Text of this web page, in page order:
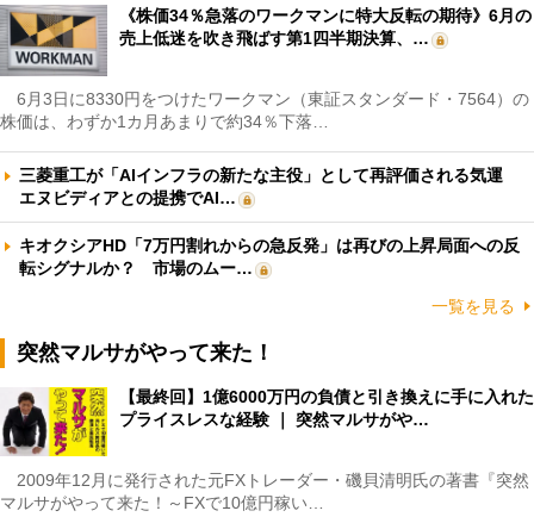
《株価34％急落のワークマンに特大反転の期待》6月の
売上低迷を吹き飛ばす第1四半期決算、…
6月3日に8330円をつけたワークマン（東証スタンダード・7564）の
株価は、わずか1カ月あまりで約34％下落…
三菱重工が「AIインフラの新たな主役」として再評価される気運
エヌビディアとの提携でAI…
キオクシアHD「7万円割れからの急反発」は再びの上昇局面への反
転シグナルか？ 市場のムー…
一覧を見る
突然マルサがやって来た！
【最終回】1億6000万円の負債と引き換えに手に入れた
プライスレスな経験 ｜ 突然マルサがや…
2009年12月に発行された元FXトレーダー・磯貝清明氏の著書『突然
マルサがやって来た！～FXで10億円稼い…